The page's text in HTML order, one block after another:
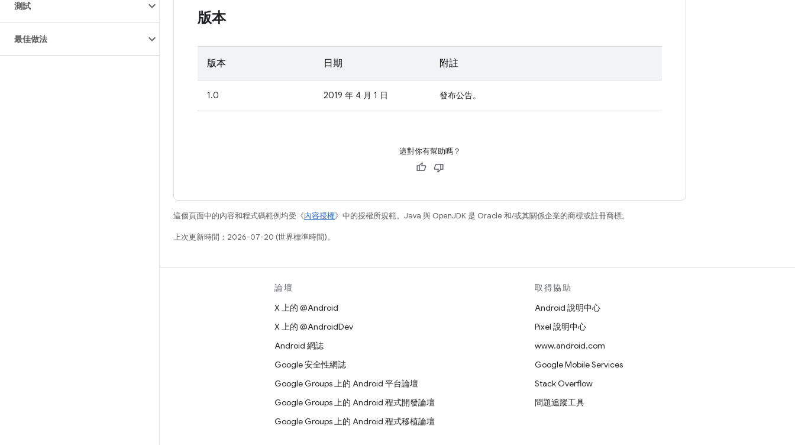
測試
最佳做法
版本
版本 日期 附註
1.0 2019 年 4 月 1 日 發布公告。
這對你有幫助嗎？
這個頁面中的內容和程式碼範例均受《內容授權》中的授權所規範。Java 與 OpenJDK 是 Oracle 和/或其關係企業的商標或註冊商標。
上次更新時間：2026-07-20 (世界標準時間)。
論壇
X 上的 @Android
X 上的 @AndroidDev
Android 網誌
Google 安全性網誌
Google Groups 上的 Android 平台論壇
Google Groups 上的 Android 程式開發論壇
Google Groups 上的 Android 程式移植論壇
取得協助
Android 說明中心
Pixel 說明中心
www.android.com
Google Mobile Services
Stack Overflow
問題追蹤工具